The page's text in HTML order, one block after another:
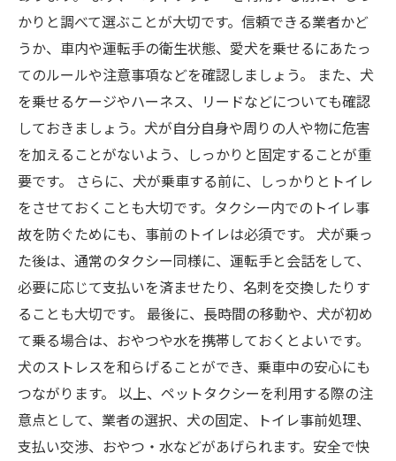
かりと調べて選ぶことが大切です。信頼できる業者かど
うか、車内や運転手の衛生状態、愛犬を乗せるにあたっ
てのルールや注意事項などを確認しましょう。 また、犬
を乗せるケージやハーネス、リードなどについても確認
しておきましょう。犬が自分自身や周りの人や物に危害
を加えることがないよう、しっかりと固定することが重
要です。 さらに、犬が乗車する前に、しっかりとトイレ
をさせておくことも大切です。タクシー内でのトイレ事
故を防ぐためにも、事前のトイレは必須です。 犬が乗っ
た後は、通常のタクシー同様に、運転手と会話をして、
必要に応じて支払いを済ませたり、名刺を交換したりす
ることも大切です。 最後に、長時間の移動や、犬が初め
て乗る場合は、おやつや水を携帯しておくとよいです。
犬のストレスを和らげることができ、乗車中の安心にも
つながります。 以上、ペットタクシーを利用する際の注
意点として、業者の選択、犬の固定、トイレ事前処理、
支払い交渉、おやつ・水などがあげられます。安全で快